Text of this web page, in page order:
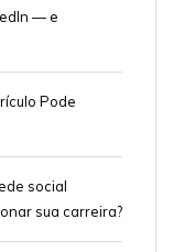
— e
Pode
social
sua carreira?